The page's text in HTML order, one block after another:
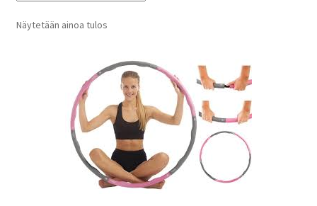
Näytetään ainoa tulos